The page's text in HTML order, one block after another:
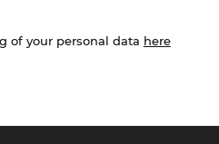
of your personal data here